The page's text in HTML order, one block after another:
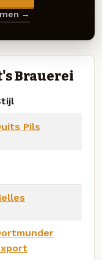
→
Brauerei
Pils